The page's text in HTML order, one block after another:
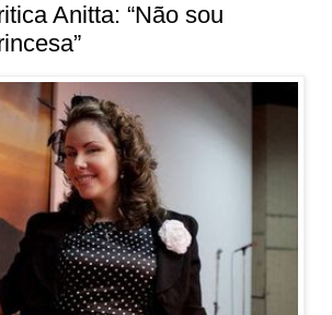
Anitta: “Não sou